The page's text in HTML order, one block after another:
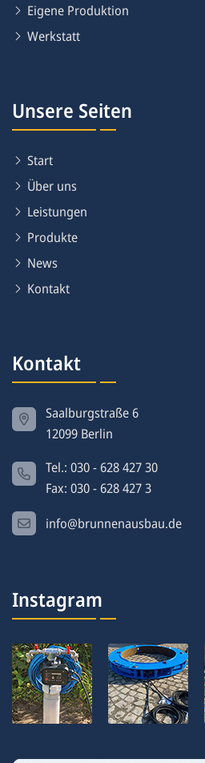
Eigene Produktion
Werkstatt
Unsere Seiten
Start
Über uns
Leistungen
Produkte
News
Kontakt
Kontakt
Saalburgstraße 6
12099 Berlin
Tel.: 030 - 628 427 30
Fax: 030 - 628 427 3
info@brunnenausbau.de
Instagram